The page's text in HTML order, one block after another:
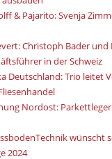
& Pajarito: Svenja
Christoph Bader und
in der Schweiz
Deutschland: Trio leitet
Nordost:
wünscht
2024